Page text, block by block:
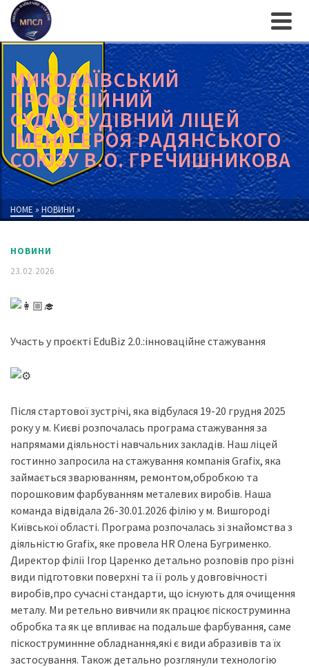
МИКОЛАЇВСЬКИЙ
ПРОФЕСІЙНИЙ
СУДНОБУДІВНИЙ ЛІЦЕЙ
ІМЕНІ ГЕРОЯ РАДЯНСЬКОГО
СОЮЗУ В.О. ГРЕЧИШНИКОВА
HOME » НОВИНИ»
НОВИНИ
23.02.2026
Участь у проєкті EduBiz 2.0.:інноваційне стажування
Після стартової зустрічі, яка відбулася 19-20 грудня 2025
року у м. Києві розпочалась програма стажування за
напрямами діяльності навчальних закладів. Наш ліцей
гостинно запросила на стажування компанія Grafix, яка
займається зварюванням, ремонтом,обробкою та
порошковим фарбуванням металевих виробів. Наша
команда відвідала 26-30.01.2026 філію у м. Вишгороді
Київської області. Програма розпочалась зі знайомства з
діяльністю Grafix, яке провела HR Олена Бугрименко.
Директор філії Ігор Царенко детально розповів про різні
види підготовки поверхні та її роль у довговічності
виробів,про сучасні стандарти, що існують для очищення
металу. Ми ретельно вивчили як працює піскоструминна
обробка та як це впливає на подальше фарбування, саме
піскоструминнне обладнання,які є види абразивів та їх
застосування. Також детально розглянули технологію